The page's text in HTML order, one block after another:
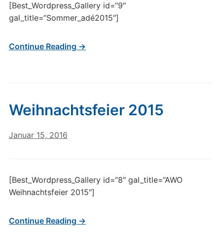
[Best_Wordpress_Gallery id=“9″
gal_title=“Sommer_adé2015″]
Continue Reading →
Weihnachtsfeier 2015
Januar 15, 2016
[Best_Wordpress_Gallery id=“8″ gal_title=“AWO
Weihnachtsfeier 2015″]
Continue Reading →